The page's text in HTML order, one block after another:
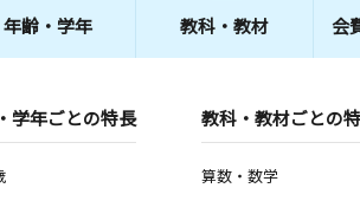
年齢・学年 教科・教材 会
学年ごとの特長 教科・教材ごとの
算数・数学